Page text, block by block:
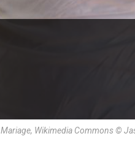
Mariage, Wikimedia Commons ©